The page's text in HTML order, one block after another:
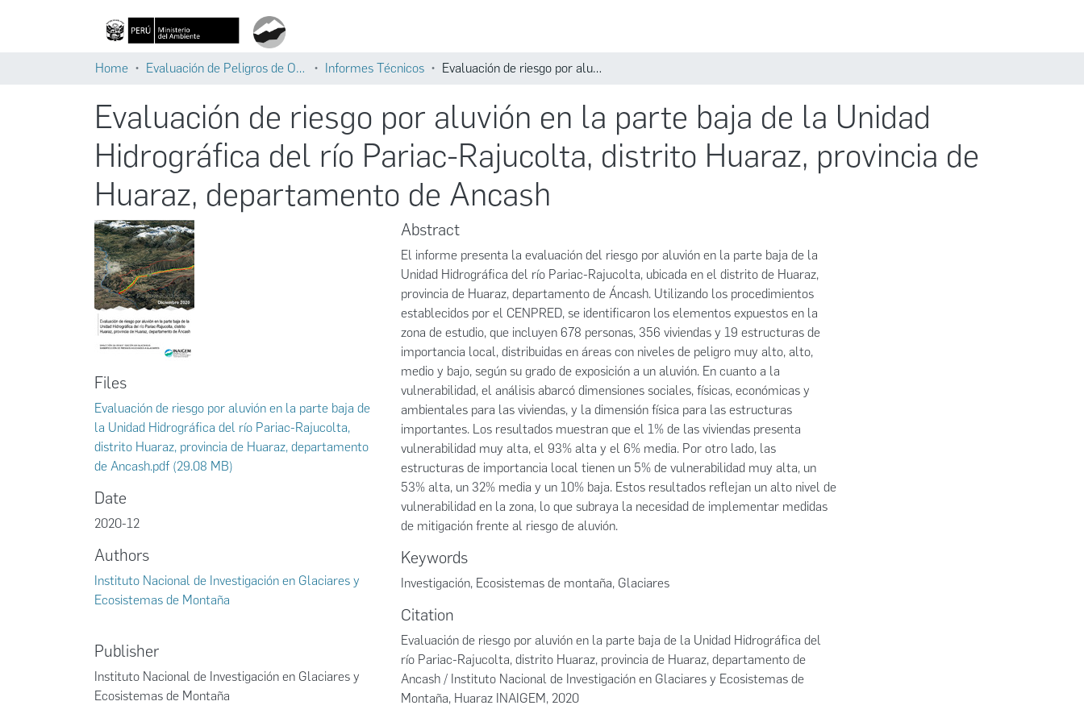
Home Evaluación de Peligros de Origen Glaciar Informes Técnicos Evaluación de riesgo por aluvión en la parte baja de la Unidad Hidrográfica del río Pariac-Rajucolta, distrito Huaraz, provincia de Huaraz, departamento de Ancash
Evaluación de riesgo por aluvión en la parte baja de la Unidad
Hidrográfica del río Pariac-Rajucolta, distrito Huaraz, provincia de
Huaraz, departamento de Ancash
Files
Evaluación de riesgo por aluvión en la parte baja de
la Unidad Hidrográfica del río Pariac-Rajucolta,
distrito Huaraz, provincia de Huaraz, departamento
de Ancash.pdf (29.08 MB)
Date
2020-12
Authors
Instituto Nacional de Investigación en Glaciares y
Ecosistemas de Montaña
Publisher
Instituto Nacional de Investigación en Glaciares y
Ecosistemas de Montaña
Abstract
El informe presenta la evaluación del riesgo por aluvión en la parte baja de la
Unidad Hidrográfica del río Pariac-Rajucolta, ubicada en el distrito de Huaraz,
provincia de Huaraz, departamento de Áncash. Utilizando los procedimientos
establecidos por el CENPRED, se identificaron los elementos expuestos en la
zona de estudio, que incluyen 678 personas, 356 viviendas y 19 estructuras de
importancia local, distribuidas en áreas con niveles de peligro muy alto, alto,
medio y bajo, según su grado de exposición a un aluvión. En cuanto a la
vulnerabilidad, el análisis abarcó dimensiones sociales, físicas, económicas y
ambientales para las viviendas, y la dimensión física para las estructuras
importantes. Los resultados muestran que el 1% de las viviendas presenta
vulnerabilidad muy alta, el 93% alta y el 6% media. Por otro lado, las
estructuras de importancia local tienen un 5% de vulnerabilidad muy alta, un
53% alta, un 32% media y un 10% baja. Estos resultados reflejan un alto nivel de
vulnerabilidad en la zona, lo que subraya la necesidad de implementar medidas
de mitigación frente al riesgo de aluvión.
Keywords
Investigación, Ecosistemas de montaña, Glaciares
Citation
Evaluación de riesgo por aluvión en la parte baja de la Unidad Hidrográfica del
río Pariac-Rajucolta, distrito Huaraz, provincia de Huaraz, departamento de
Ancash / Instituto Nacional de Investigación en Glaciares y Ecosistemas de
Montaña, Huaraz INAIGEM, 2020